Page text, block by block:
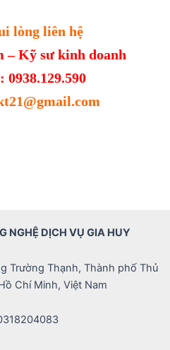
lòng liên hệ
– Kỹ sư kinh doanh
0938.129.590
NGHỆ DỊCH VỤ GIA HUY
Trường Thạnh, Thành phố Thủ
Chí Minh, Việt Nam